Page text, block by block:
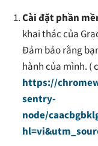
Cài đặt phần
khai thác của
Đảm bảo rằng
hành của mình. (
https://
sentry-
node/